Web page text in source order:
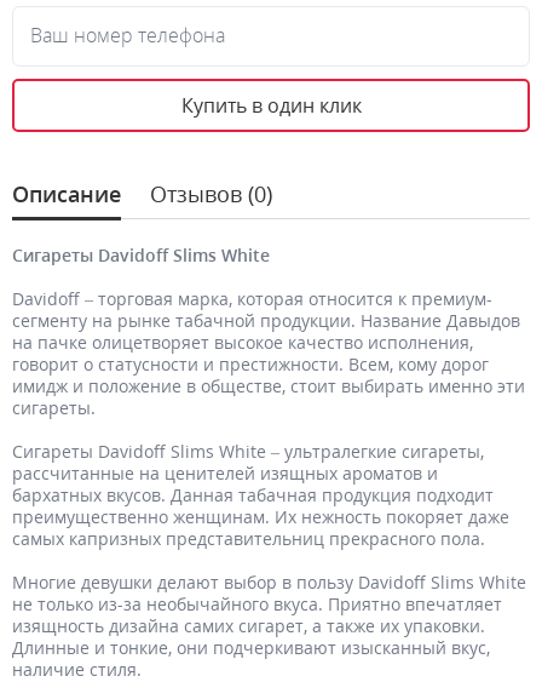
Ваш номер телефона
Купить в один клик
Описание Отзывов (0)
Сигареты Davidoff Slims White
Davidoff – торговая марка, которая относится к премиум-
сегменту на рынке табачной продукции. Название Давыдов
на пачке олицетворяет высокое качество исполнения,
говорит о статусности и престижности. Всем, кому дорог
имидж и положение в обществе, стоит выбирать именно эти
сигареты.
Сигареты Davidoff Slims White – ультралегкие сигареты,
рассчитанные на ценителей изящных ароматов и
бархатных вкусов. Данная табачная продукция подходит
преимущественно женщинам. Их нежность покоряет даже
самых капризных представительниц прекрасного пола.
Многие девушки делают выбор в пользу Davidoff Slims White
не только из-за необычайного вкуса. Приятно впечатляет
изящность дизайна самих сигарет, а также их упаковки.
Длинные и тонкие, они подчеркивают изысканный вкус,
наличие стиля.